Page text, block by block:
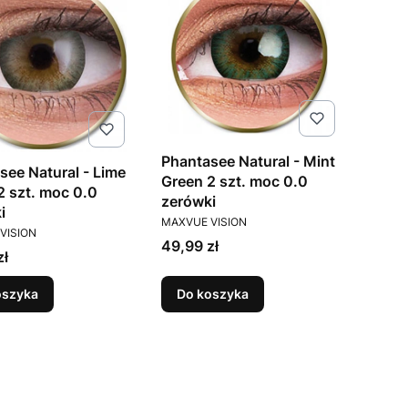
Natural - Lime
szt. moc 0.0
Phantasee Natural - Mint
Green 2 szt. moc 0.0
zerówki
PRODUCENT
MAXVUE VISION
Cena
49,99 zł
Do koszyka